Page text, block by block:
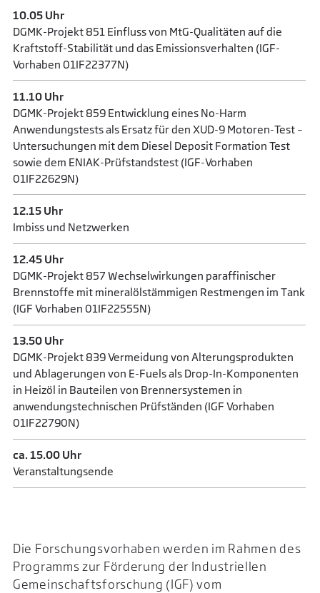
10.05 Uhr
DGMK-Projekt 851 Einfluss von MtG-Qualitäten auf die
Kraftstoff-Stabilität und das Emissionsverhalten (IGF-
Vorhaben 01IF22377N)
11.10 Uhr
DGMK-Projekt 859 Entwicklung eines No-Harm
Anwendungstests als Ersatz für den XUD-9 Motoren-Test –
Untersuchungen mit dem Diesel Deposit Formation Test
sowie dem ENIAK-Prüfstandstest (IGF-Vorhaben
01IF22629N)
12.15 Uhr
Imbiss und Netzwerken
12.45 Uhr
DGMK-Projekt 857 Wechselwirkungen paraffinischer
Brennstoffe mit mineralölstämmigen Restmengen im Tank
(IGF Vorhaben 01IF22555N)
13.50 Uhr
DGMK-Projekt 839 Vermeidung von Alterungsprodukten
und Ablagerungen von E-Fuels als Drop-In-Komponenten
in Heizöl in Bauteilen von Brennersystemen in
anwendungstechnischen Prüfständen (IGF Vorhaben
01IF22790N)
ca. 15.00 Uhr
Veranstaltungsende
Die Forschungsvorhaben werden im Rahmen des
Programms zur Förderung der Industriellen
Gemeinschaftsforschung (IGF) vom